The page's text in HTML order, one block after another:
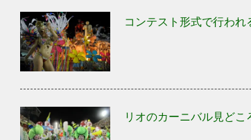
コンテスト形式で行わ
リオのカーニバル見どこ